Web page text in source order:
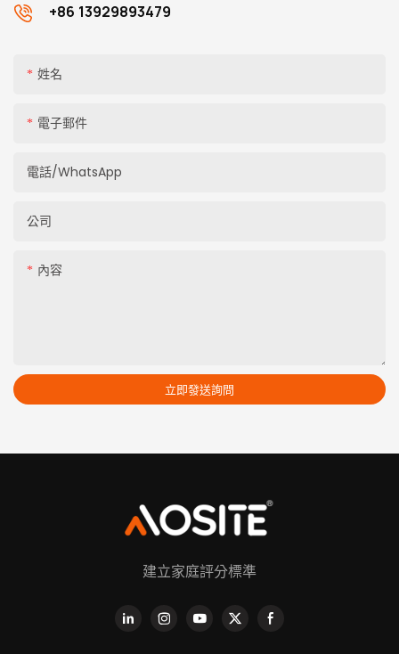
+86 13929893479
姓名
電子郵件
電話/WhatsApp
公司
內容
立即發送詢問
建立家庭評分標準